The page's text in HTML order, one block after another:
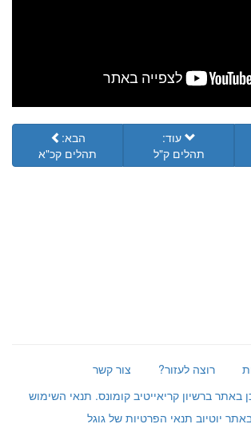
עוד:
תהלים ק"ל
הבא:
תהלים קכ"א
רוצה לעזור?
צור קשר
באתר ברשיון קריאייטיב קומונס. תנאי השימוש
יוטיוב תנאי הפרטיות של גוגל